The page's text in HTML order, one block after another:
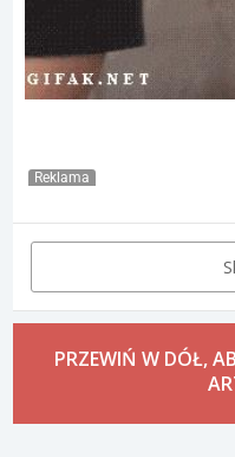
Reklama
PRZEWIŃ W DÓŁ,